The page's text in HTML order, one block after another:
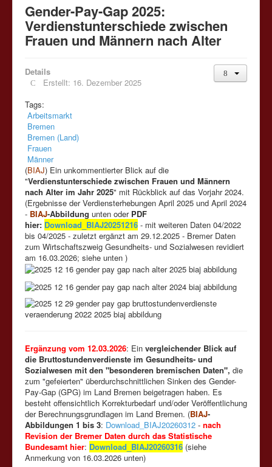
Gender-Pay-Gap 2025:
Verdienstunterschiede zwischen
Frauen und Männern nach Alter
Details
Erstellt: 16. Dezember 2025
Tags:
Arbeitsmarkt
Bremen
Bremen (Land)
Frauen
Männer
(BIAJ) Ein unkommentierter Blick auf die
"Verdienstunterschiede zwischen Frauen und Männern
nach Alter im Jahr 2025" mit Rückblick auf das Vorjahr 2024.
(Ergebnisse der Verdiensterhebungen April 2025 und April 2024
- BIAJ-Abbildung unten oder PDF
hier: Download_BIAJ20251216 - mit weiteren Daten 04/2022
bis 04/2025 - zuletzt ergänzt am 29.12.2025 - Bremer Daten
zum Wirtschaftszweig Gesundheits- und Sozialwesen revidiert
am 16.03.2026; siehe unten )
Ergänzung vom 12.03.2026: Ein vergleichender Blick auf
die Bruttostundenverdienste im Gesundheits- und
Sozialwesen mit den "besonderen bremischen Daten", die
zum "gefeierten" überdurchschnittlichen Sinken des Gender-
Pay-Gap (GPG) im Land Bremen beigetragen haben. Es
besteht offensichtlich Korrekturbedarf und/oder Veröffentlichung
der Berechnungsgrundlagen im Land Bremen. (BIAJ-
Abbildungen 1 bis 3: Download_BIAJ20260312 - nach
Revision der Bremer Daten durch das Statistische
Bundesamt hier: Download_BIAJ20260316 (siehe
Anmerkung von 16.03.2026 unten)